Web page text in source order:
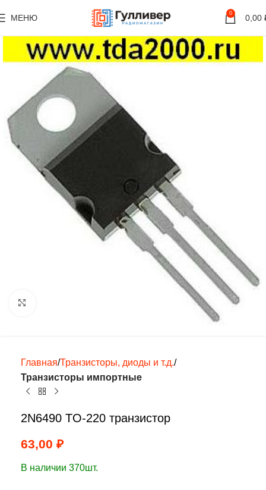
МЕНЮ 0 0,00
Главная Транзисторы, диоды и т.д.
Транзисторы импортные
2N6490 TO-220 транзистор
63,00 ₽
В наличии 370шт.